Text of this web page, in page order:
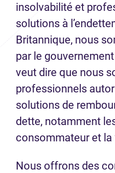
insolvabilité et
solutions à
Britannique, nous
par le
veut dire que nous
professionnels
solutions de
dette, notamment
consommateur et la
Nous offrons des